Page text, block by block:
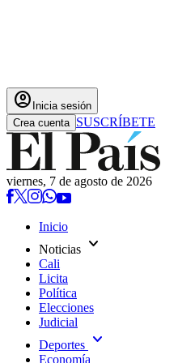
account_circle Inicia sesión
Crea cuenta SUSCRÍBETE
viernes, 7 de agosto de 2026
Inicio
Noticias expand_more
Cali
Licita
Política
Elecciones
Judicial
Deportes expand_more
Economía